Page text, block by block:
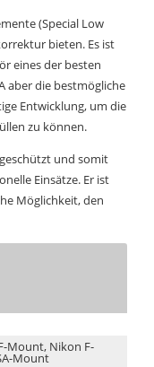
(Special Low
bieten. Es ist
eines der besten
aber die bestmögliche
Entwicklung, um die
zu können.
und somit
Einsätze. Er ist
Möglichkeit, den
Mount, Nikon F-
Mount